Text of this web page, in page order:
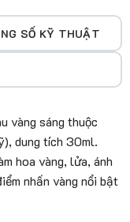
SỐ KỸ THUẬT
vàng sáng thuộc
dung tích 30ml.
hoa vàng, lửa, ánh
nhấn vàng nổi bật